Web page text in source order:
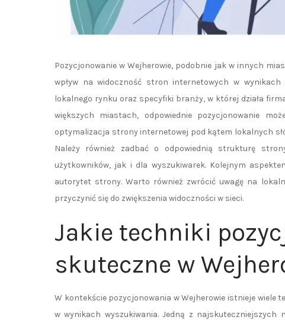
Pozycjonowanie w Wejherowie, podobnie jak w innych
wpływ na widoczność stron internetowych w
lokalnego rynku oraz specyfiki branży, w której działa
większych miastach, odpowiednie pozycjonowanie
optymalizacja strony internetowej pod kątem lokalnych
Należy również zadbać o odpowiednią strukturę
użytkowników, jak i dla wyszukiwarek. Kolejnym
autorytet strony. Warto również zwrócić uwagę na
przyczynić się do zwiększenia widoczności w sieci.
Jakie techniki
skuteczne w
W kontekście pozycjonowania w Wejherowie istnieje
w wynikach wyszukiwania. Jedną z